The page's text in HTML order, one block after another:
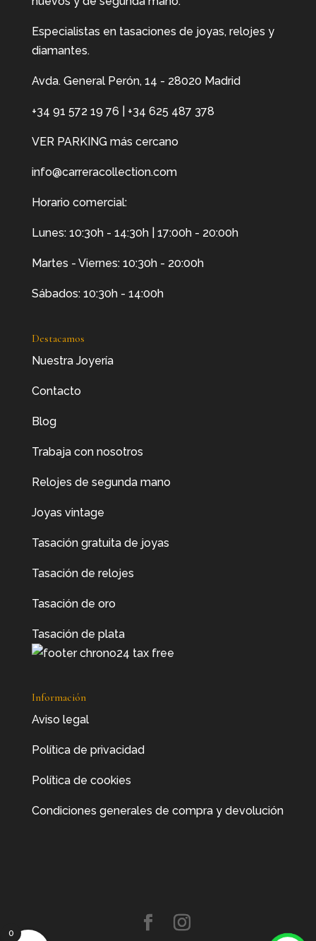
Especialistas en tasaciones de joyas, relojes y
diamantes.
Avda. General Perón, 14 - 28020 Madrid
+34 91 572 19 76 +34 625 487 378
VER PARKING más cercano
info@carreracollection.com
Horario comercial:
Lunes: 10:30h - 14:30h | 17:00h - 20:00h
Martes - Viernes: 10:30h - 20:00h
Sábados: 10:30h - 14:00h
Destacamos
Nuestra Joyería
Contacto
Blog
Trabaja con nosotros
Relojes de segunda mano
Joyas vintage
Tasación gratuita de joyas
Tasación de relojes
Tasación de oro
Tasación de plata
Información
Aviso legal
Política de privacidad
Política de cookies
Condiciones generales de compra y devolución
0